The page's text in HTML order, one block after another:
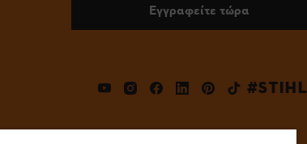
Εγγραφείτε τώρα
#STIHL